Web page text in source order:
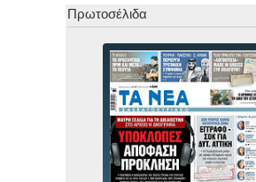
Πρωτοσέλιδα